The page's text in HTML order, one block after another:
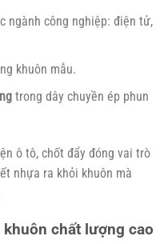
ngành công nghiệp: điện tử,
khuôn mẫu.
trong dây chuyền ép phun
ô tô, chốt đẩy đóng vai trò
nhựa ra khỏi khuôn mà
chất lượng cao